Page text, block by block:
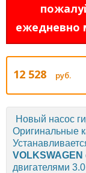
ежедневно
12 528 руб.
Новый насос
Оригинальные
VOLKSWAGEN
двигателями